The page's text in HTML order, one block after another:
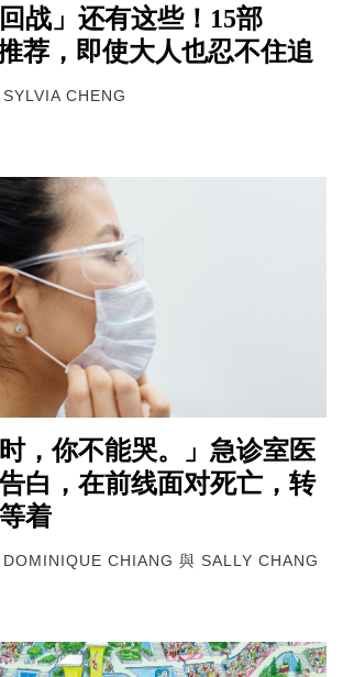
战」还有这些！15部
荐，即使大人也忍不住追
CHENG
时，你不能哭。」急诊室医
白，在前线面对死亡，转
着
CHIANG 與 SALLY CHANG